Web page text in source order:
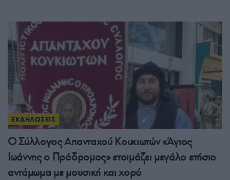
ΕΚΔΗΛΩΣΕΙΣ
Ο Σύλλογος Απανταχού Κουκιωτών «Άγιος
Ιωάννης ο Πρόδρομος» ετοιμάζει μεγάλο ετήσιο
αντάμωμα με μουσική και χορό